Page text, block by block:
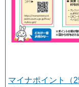
マイナポイント（